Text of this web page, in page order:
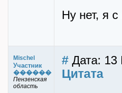
Ну нет, я
Mischel
Участник
������
Пензенская
область
# Дата: 13
Цитата